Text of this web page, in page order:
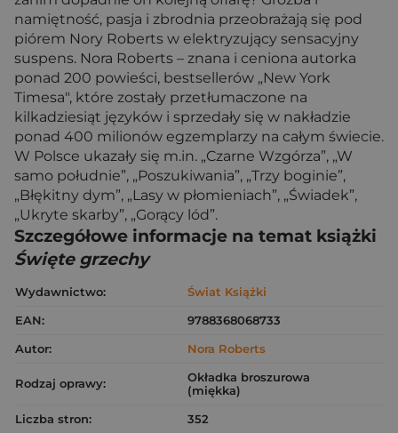
namiętność, pasja i zbrodnia przeobrażają się pod
piórem Nory Roberts w elektryzujący sensacyjny
suspens. Nora Roberts – znana i ceniona autorka
ponad 200 powieści, bestsellerów „New York
Timesa", które zostały przetłumaczone na
kilkadziesiąt języków i sprzedały się w nakładzie
ponad 400 milionów egzemplarzy na całym świecie.
W Polsce ukazały się m.in. „Czarne Wzgórza”, „W
samo południe”, „Poszukiwania”, „Trzy boginie”,
„Błękitny dym”, „Lasy w płomieniach”, „Świadek”,
„Ukryte skarby”, „Gorący lód”.
Szczegółowe informacje na temat książki
Święte grzechy
Wydawnictwo:
Świat Książki
EAN:
9788368068733
Autor:
Nora Roberts
Rodzaj oprawy:
Okładka broszurowa
(miękka)
Liczba stron:
352